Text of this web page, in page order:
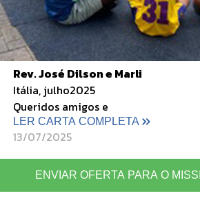
Rev. José Dilson e Marli
Itália, julho2025
Queridos amigos e
LER CARTA COMPLETA
13/07/2025
ENVIAR OFERTA PARA O